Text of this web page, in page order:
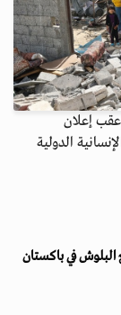
إعلان
الدولية
البلوش في باكستان